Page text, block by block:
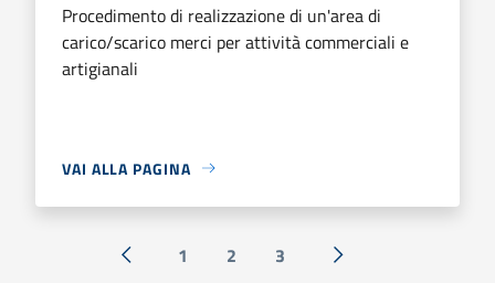
Procedimento di realizzazione di un'area di
carico/scarico merci per attività commerciali e
artigianali
VAI ALLA PAGINA
« Precedente
1 2 3 Successiva »